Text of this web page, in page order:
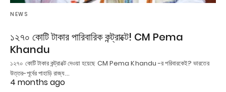
NEWS
১২৭০ কোটি টাকার পারিবারিক কন্ট্রাক্টে! CM Pema
Khandu
১২৭০ কোটি টাকার কন্ট্রাক্টে দেওয়া হয়েছে CM Pema Khandu -র পরিবারকেই? ভারতের
উত্তর-পূর্বের পাহাড়ি রাজ্য…
4 months ago